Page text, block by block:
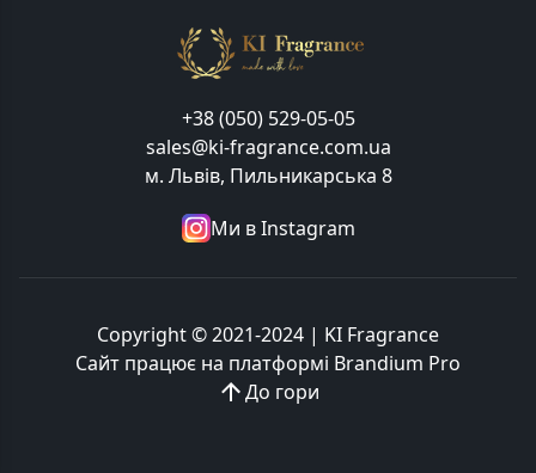
+38 (050) 529-05-05
sales@ki-fragrance.com.ua
м. Львів, Пильникарська 8
Ми в Instagram
Copyright © 2021-2024 | KI Fragrance
Сайт працює на платформі Brandium Pro
До гори